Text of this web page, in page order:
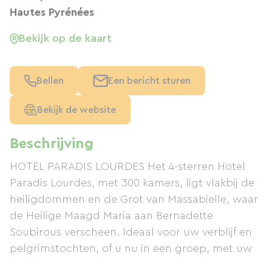
Beschrijving
HOTEL PARADIS LOURDES Het 4-sterren Hotel
Paradis Lourdes, met 300 kamers, ligt vlakbij de
heiligdommen en de Grot van Massabielle, waar
de Heilige Maagd Maria aan Bernadette
Soubirous verscheen. Ideaal voor uw verblijf en
pelgrimstochten, of u nu in een groep, met uw
Hautes Pyrénées
Bekijk op de kaart
Bellen Een bericht sturen
Bekijk de website